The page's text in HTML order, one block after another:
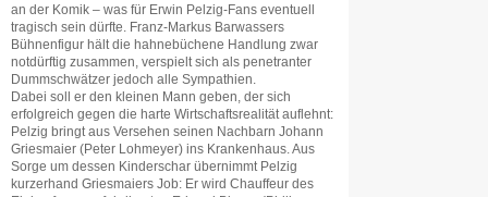
an der Komik – was für Erwin Pelzig-Fans eventuell
tragisch sein dürfte. Franz-Markus Barwassers
Bühnenfigur hält die hahnebüchene Handlung zwar
notdürftig zusammen, verspielt sich als penetranter
Dummschwätzer jedoch alle Sympathien.
Dabei soll er den kleinen Mann geben, der sich
erfolgreich gegen die harte Wirtschaftsrealität auflehnt:
Pelzig bringt aus Versehen seinen Nachbarn Johann
Griesmaier (Peter Lohmeyer) ins Krankenhaus. Aus
Sorge um dessen Kinderschar übernimmt Pelzig
kurzerhand Griesmaiers Job: Er wird Chauffeur des